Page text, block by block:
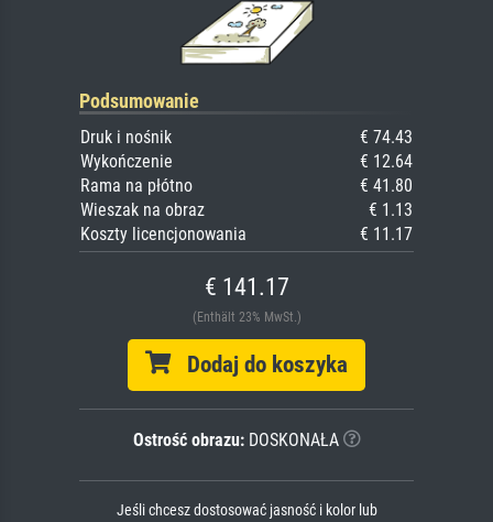
Podsumowanie
Druk i nośnik
€ 74.43
Wykończenie
€ 12.64
Rama na płótno
€ 41.80
Wieszak na obraz
€ 1.13
Koszty licencjonowania
€ 11.17
€ 141.17
(Enthält 23% MwSt.)
Dodaj do koszyka
Ostrość obrazu:DOSKONAŁA
Jeśli chcesz dostosować jasność i kolor lub